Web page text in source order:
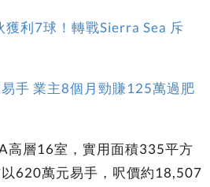
獲利7球！轉戰Sierra Sea 斥
手 業主8個月勁賺125萬過肥
高層16室，實用面積335平方
620萬元易手，呎價約18,507